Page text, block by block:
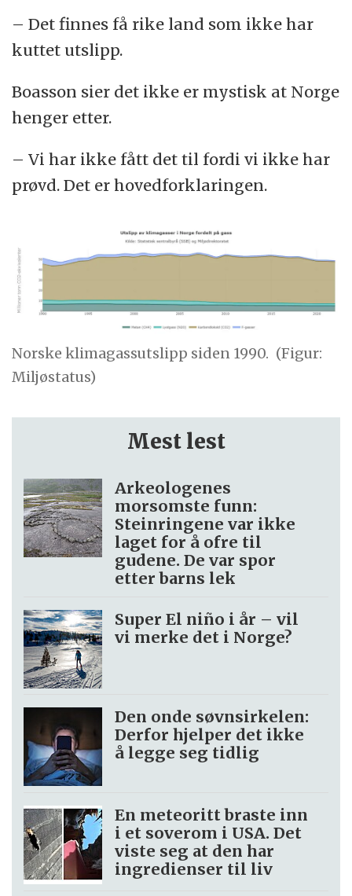
– Det finnes få rike land som ikke har
kuttet utslipp.
Boasson sier det ikke er mystisk at Norge
henger etter.
– Vi har ikke fått det til fordi vi ikke har
prøvd. Det er hovedforklaringen.
Norske klimagassutslipp siden 1990. (Figur:
Miljøstatus)
Mest lest
Arkeologenes
morsomste funn:
Steinringene var ikke
laget for å ofre til
gudene. De var spor
etter barns lek
Super El niño i år – vil
vi merke det i Norge?
Den onde søvnsirkelen:
Derfor hjelper det ikke
å legge seg tidlig
En meteoritt braste inn
i et soverom i USA. Det
viste seg at den har
ingredienser til liv